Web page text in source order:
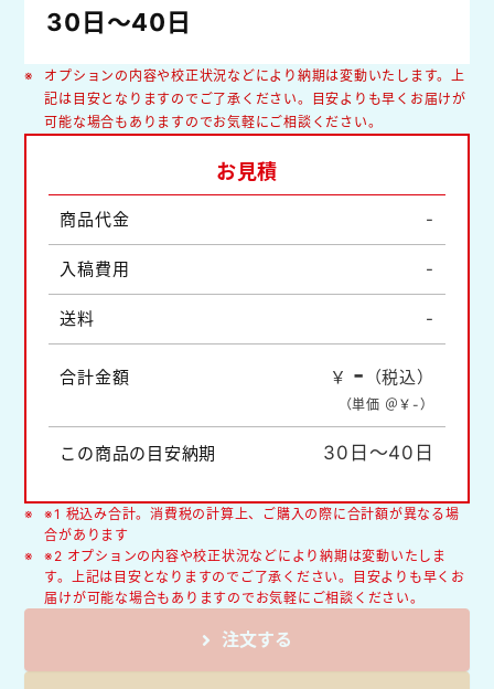
30日～40日
オプションの内容や校正状況などにより納期は変動いたします。上
記は目安となりますのでご了承ください。目安よりも早くお届けが
可能な場合もありますのでお気軽にご相談ください。
お見積
商品代金 -
入稿費用 -
送料 -
合計金額 ￥ - （税込）
（単価 ＠￥-）
この商品の目安納期 30日～40日
※1 税込み合計。消費税の計算上、ご購入の際に合計額が異なる場
合があります
※2 オプションの内容や校正状況などにより納期は変動いたしま
す。上記は目安となりますのでご了承ください。目安よりも早くお
届けが可能な場合もありますのでお気軽にご相談ください。
注文する